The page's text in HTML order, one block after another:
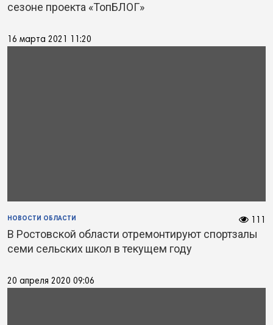
сезоне проекта «ТопБЛОГ»
16 марта 2021 11:20
НОВОСТИ ОБЛАСТИ
В Ростовской области отремонтируют спортзалы
семи сельских школ в текущем году
20 апреля 2020 09:06